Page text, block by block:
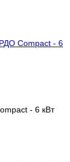
- 6 кВт